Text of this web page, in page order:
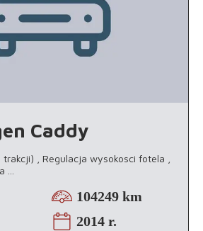
Caddy
trakcji) , Regulacja wysokosci fotela ,
104249 km
2014 r.